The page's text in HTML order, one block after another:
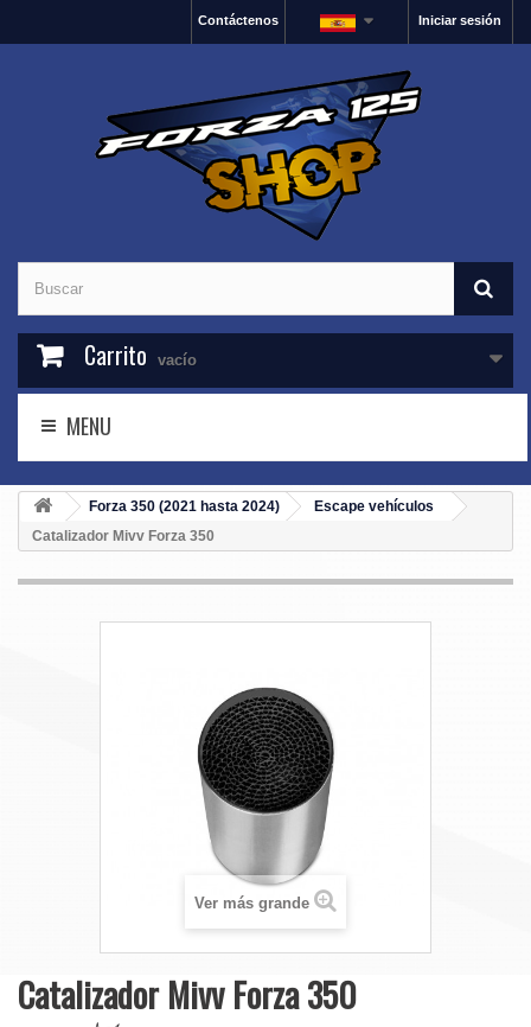
Iniciar sesión
Contáctenos
Carrito vacío
MENU
Forza 350 (2021 hasta 2024)
Escape vehículos
Catalizador Mivv Forza 350
Ver más grande
Catalizador Mivv Forza 350